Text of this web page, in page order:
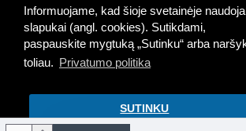
Informuojame, kad šioje svetainėje
slapukai (angl. cookies). Sutikdami,
paspauskite mygtuką „Sutinku“ arba
toliau. Privatumo politika
SUTINKU
Susipažinau ir sutinku su Privatumo politika
Kaseta - spausdintuvų kasečių